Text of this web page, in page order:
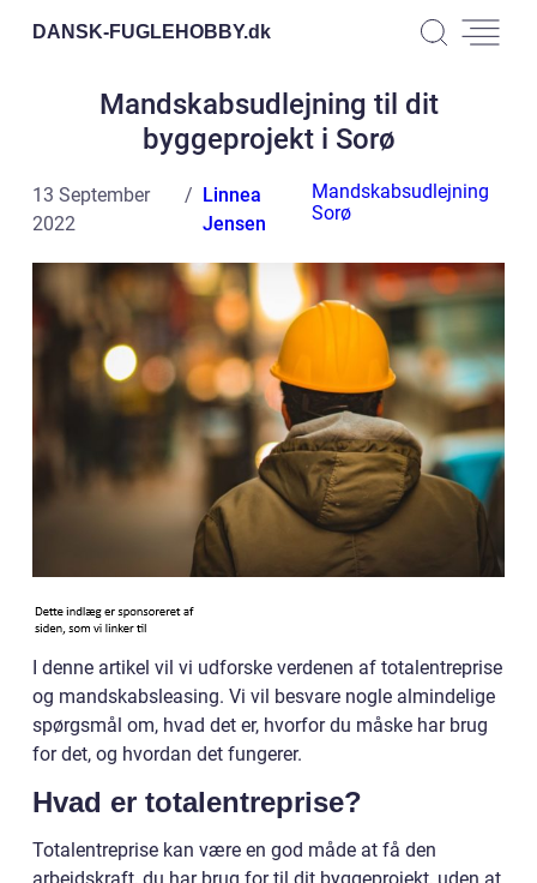
DANSK-FUGLEHOBBY.dk
Mandskabsudlejning til dit
byggeprojekt i Sorø
13 September
2022
Linnea
Jensen
Mandskabsudlejning
Sorø
I denne artikel vil vi udforske verdenen af totalentreprise
og mandskabsleasing. Vi vil besvare nogle almindelige
spørgsmål om, hvad det er, hvorfor du måske har brug
for det, og hvordan det fungerer.
Hvad er totalentreprise?
Totalentreprise kan være en god måde at få den